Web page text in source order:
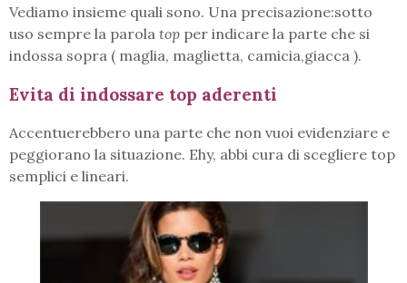
Vediamo insieme quali sono. Una precisazione:sotto
uso sempre la parola top per indicare la parte che si
indossa sopra ( maglia, maglietta, camicia,giacca ).
Evita di indossare top aderenti
Accentuerebbero una parte che non vuoi evidenziare e
peggiorano la situazione. Ehy, abbi cura di scegliere top
semplici e lineari.